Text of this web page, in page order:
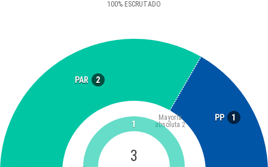
100% ESCRUTADO
PAR 2
PP 1
3
Mayoría
absoluta 2
1